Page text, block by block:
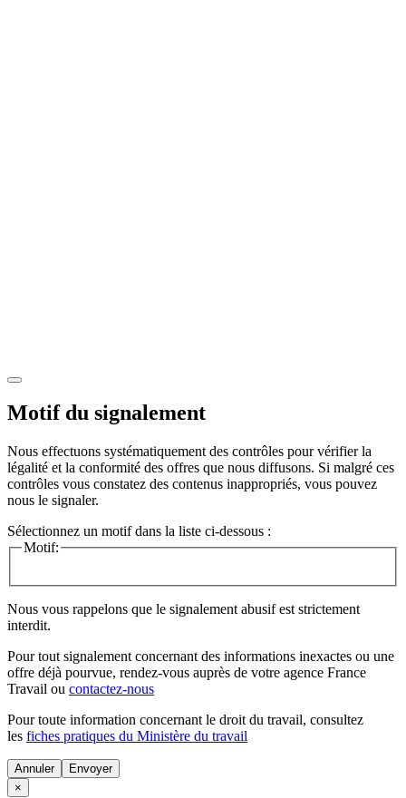
Motif du signalement
Nous effectuons systématiquement des contrôles pour vérifier la
légalité et la conformité des offres que nous diffusons. Si malgré ces
contrôles vous constatez des contenus inappropriés, vous pouvez
nous le signaler.
Sélectionnez un motif dans la liste ci-dessous :
Motif:
Nous vous rappelons que le signalement abusif est strictement
interdit.
Pour tout signalement concernant des informations inexactes ou une
offre déjà pourvue, rendez-vous auprès de votre agence France
Travail ou contactez-nous
Pour toute information concernant le droit du travail, consultez
les fiches pratiques du Ministère du travail
Annuler
×